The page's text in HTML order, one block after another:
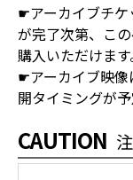
☛アーカイブチケ
が完了次第、こ
購入いただけます
☛アーカイブ映像
開タイミングが
CAUTION